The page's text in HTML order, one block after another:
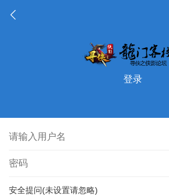
登录
安全提问(未设置请忽略)